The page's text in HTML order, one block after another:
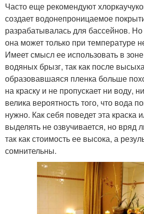
Часто еще рекомендуют
создает водонепроницаемое
разрабатывалась для бассейнов. Но
она может только при температуре
Имеет смысл ее использовать в
водяных брызг, так как после
образовавшаяся пленка больше
на краску и не пропускает ни воду,
велика вероятность того, что вода
нужно. Как себя поведет эта краска
выделять не озвучивается, но вряд
так как стоимость ее высока, а
сомнительны.